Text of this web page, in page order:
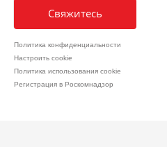
Свяжитесь
Политика конфиденциальности
Настроить cookie
Политика использования cookie
Регистрация в Роскомнадзор